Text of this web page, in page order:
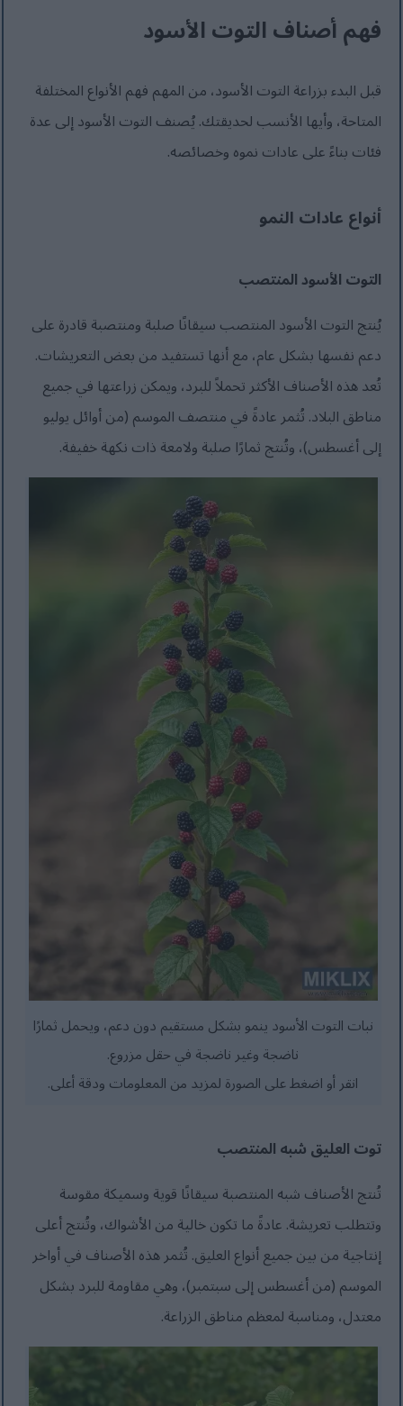
فهم أصناف التوت الأسود
قبل البدء بزراعة التوت الأسود، من المهم فهم الأنواع المختلفة
المتاحة، وأيها الأنسب لحديقتك. يُصنف التوت الأسود إلى عدة
فئات بناءً على عادات نموه وخصائصه.
أنواع عادات النمو
التوت الأسود المنتصب
يُنتج التوت الأسود المنتصب سيقانًا صلبة ومنتصبة قادرة على
دعم نفسها بشكل عام، مع أنها تستفيد من بعض التعريشات.
تُعد هذه الأصناف الأكثر تحملاً للبرد، ويمكن زراعتها في جميع
مناطق البلاد. تُثمر عادةً في منتصف الموسم (من أوائل يوليو
إلى أغسطس)، وتُنتج ثمارًا صلبة ولامعة ذات نكهة خفيفة.
نبات التوت الأسود ينمو بشكل مستقيم دون دعم، ويحمل ثمارًا
ناضجة وغير ناضجة في حقل مزروع.
انقر أو اضغط على الصورة لمزيد من المعلومات ودقة أعلى.
توت العليق شبه المنتصب
تُنتج الأصناف شبه المنتصبة سيقانًا قوية وسميكة مقوسة
وتتطلب تعريشة. عادةً ما تكون خالية من الأشواك، وتُنتج أعلى
إنتاجية من بين جميع أنواع العليق. تُثمر هذه الأصناف في أواخر
الموسم (من أغسطس إلى سبتمبر)، وهي مقاومة للبرد بشكل
معتدل، ومناسبة لمعظم مناطق الزراعة.